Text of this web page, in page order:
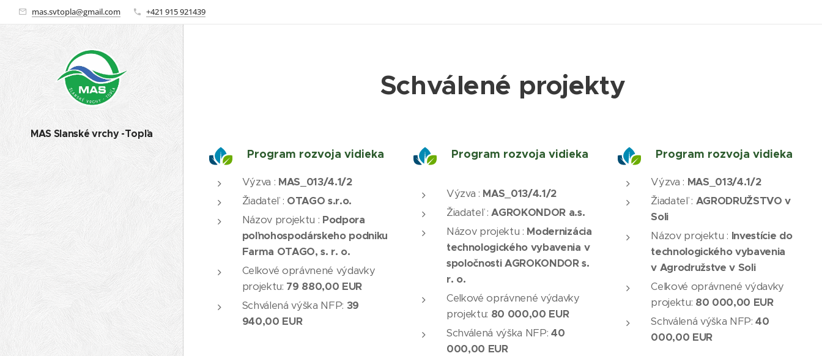
mas.svtopla@gmail.com +421 915 921439
MAS Slanské vrchy -Topľa
Schválené projekty
Program rozvoja vidieka
Výzva : MAS_013/4.1/2
Žiadateľ : OTAGO s.r.o.
Názov projektu : Podpora
poľnohospodárskeho podniku
Farma OTAGO, s. r. o.
Celkové oprávnené výdavky
projektu: 79 880,00 EUR
Schválená výška NFP: 39
940,00 EUR
Program rozvoja vidieka
Výzva : MAS_013/4.1/2
Žiadateľ :AGROKONDOR a.s.
Názov projektu : Modernizácia
technologického vybavenia v
spoločnosti AGROKONDOR s.
r. o.
Celkové oprávnené výdavky
projektu: 80 000,00 EUR
Schválená výška NFP:40
000,00 EUR
Program rozvoja vidieka
Výzva : MAS_013/4.1/2
Žiadateľ : AGRODRUŽSTVO v
Soli
Názov projektu : Investície do
technologického vybavenia
v Agrodružstve v Soli
Celkové oprávnené výdavky
projektu: 80 000,00 EUR
Schválená výška NFP:40
000,00 EUR